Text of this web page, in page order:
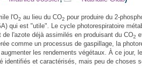
l'O2 au lieu du CO2 pour produire du 2-
qui est "utile". Le cycle photorespiratoire
l'azote déjà assimilés en produisant du CO2
comme un processus de gaspillage, la
les rendements végétaux. À ce jour,
identifiés et caractérisés, mais peu de choses